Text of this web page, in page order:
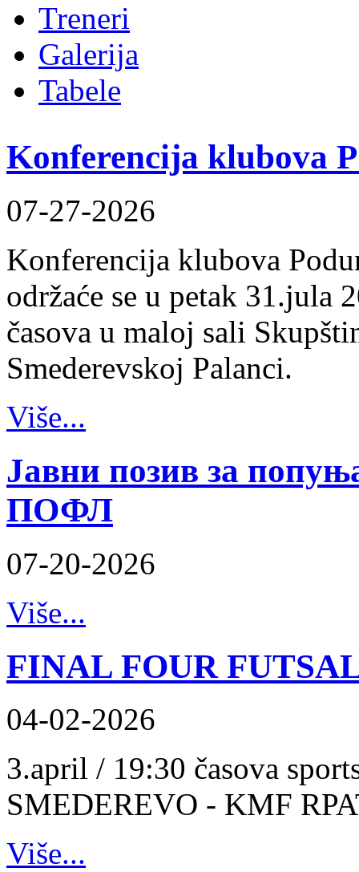
Treneri
Galerija
Tabele
Konferencija klubova
07-27-2026
Konferencija klubova
održaće se u petak 31.jula
časova u maloj sali
Smederevskoj Palanci.
Više...
Јавни позив за
ПОФЛ
07-20-2026
Više...
FINAL FOUR
04-02-2026
3.april / 19:30 časova
SMEDEREVO - KMF
Više...